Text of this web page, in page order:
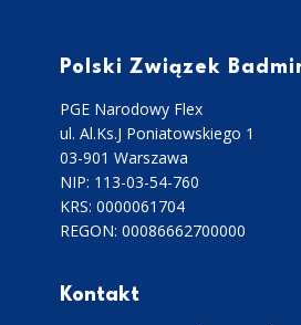
Polski Związek
PGE Narodowy Flex
ul. Al.Ks.J Poniatowskiego 1
03-901 Warszawa
NIP: 113-03-54-760
KRS: 0000061704
REGON: 00086662700000
Kontakt